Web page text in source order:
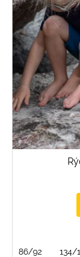
86/92 134/